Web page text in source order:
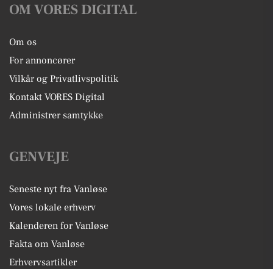
OM VORES DIGITAL
Om os
For annoncører
Vilkår og Privatlivspolitik
Kontakt VORES Digital
Administrer samtykke
GENVEJE
Seneste nyt fra Vanløse
Vores lokale erhverv
Kalenderen for Vanløse
Fakta om Vanløse
Erhvervsartikler